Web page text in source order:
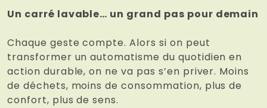
Un carré lavable… un grand pas pour demain
Chaque geste compte. Alors si on peut
transformer un automatisme du quotidien en
action durable, on ne va pas s’en priver. Moins
de déchets, moins de consommation, plus de
confort, plus de sens.